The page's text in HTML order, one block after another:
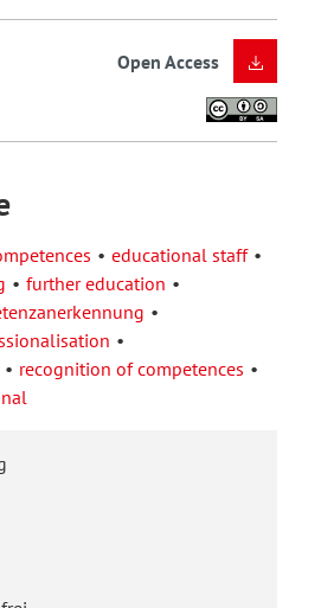
Open Access
educational staff
further education
recognition of competences